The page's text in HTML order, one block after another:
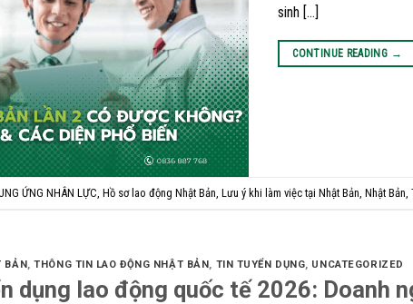
sinh […]
CONTINUE READING →
ỨNG NHÂN LỰC Hồ sơ lao động Nhật Bản Lưu ý khi làm việc tại Nhật Bản Nhật Bản
BẢN ,THÔNG TIN LAO ĐỘNG NHẬT BẢN , TIN TUYỂN DỤNG, UNCATEGORIZED
dụng lao động quốc tế 2026: Doanh